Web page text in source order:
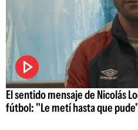
El sentido mensaje de Nicolás
fútbol: "Le metí hasta que